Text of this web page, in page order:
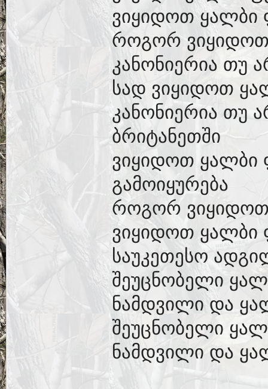
ვიყიდოთ ყალბი
როგორ
კანონიერია თუ
სად ვიყიდოთ
კანონიერია თუ
ბრიტანეთში
ვიყიდოთ
გამოიყურება
როგორ
ვიყიდოთ
საუკეთესო
შეუცნობელი
ნამდვილი და
შეუცნობელი
ნამდვილი და